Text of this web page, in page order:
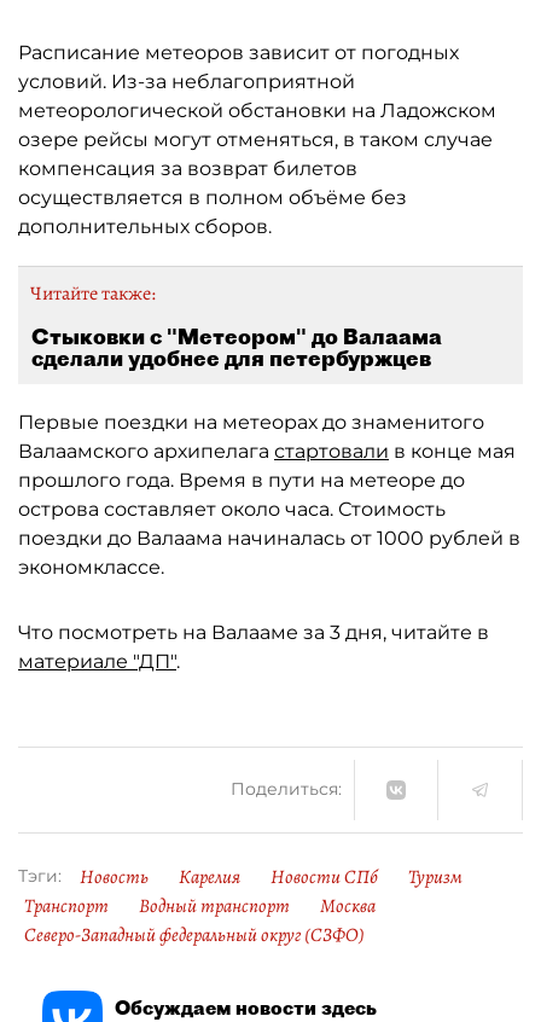
Расписание метеоров зависит от погодных
условий. Из-за неблагоприятной
метеорологической обстановки на Ладожском
озере рейсы могут отменяться, в таком случае
компенсация за возврат билетов
осуществляется в полном объёме без
дополнительных сборов.
Читайте также:
Стыковки с "Метеором" до Валаама
сделали удобнее для петербуржцев
Первые поездки на метеорах до знаменитого
Валаамского архипелага стартовали в конце мая
прошлого года. Время в пути на метеоре до
острова составляет около часа. Стоимость
поездки до Валаама начиналась от 1000 рублей в
экономклассе.
Что посмотреть на Валааме за 3 дня, читайте в
материале "ДП".
Поделиться:
Тэги: Новость Карелия Новости СПб
Туризм
Транспорт
Водный транспорт
Москва
Северо-Западный федеральный округ (СЗФО)
Обсуждаем новости здесь